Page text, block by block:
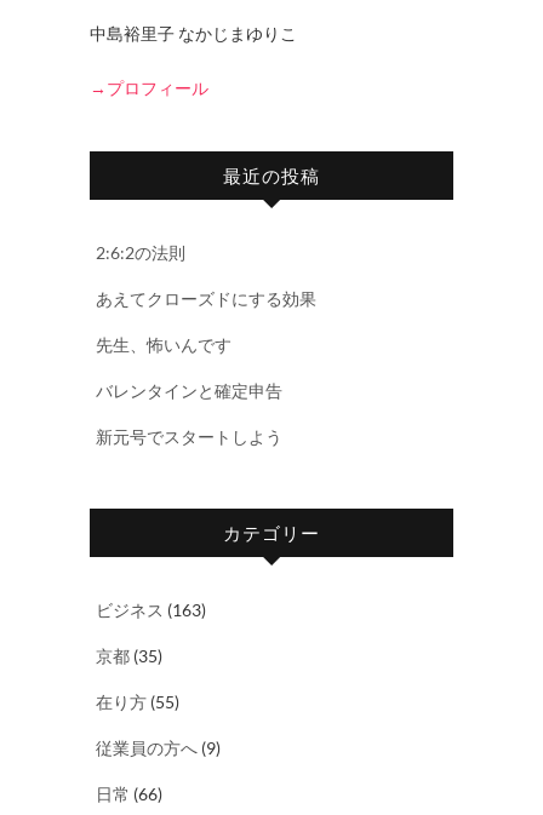
中島裕里子 なかじまゆりこ
→プロフィール
最近の投稿
2:6:2の法則
あえてクローズドにする効果
先生、怖いんです
バレンタインと確定申告
新元号でスタートしよう
カテゴリー
ビジネス (163)
京都 (35)
在り方 (55)
従業員の方へ (9)
日常 (66)